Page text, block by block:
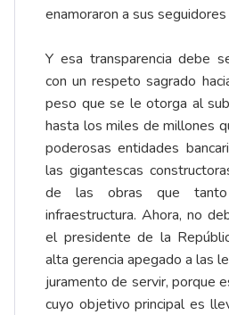
enamoraron a sus
Y esa transparencia debe
con un respeto sagrado
peso que se le otorga al
hasta los miles de millones
poderosas entidades
las gigantescas
de las obras que tanto
infraestructura. Ahora, no
el presidente de la
alta gerencia apegado a las
juramento de servir, porque
cuyo objetivo principal es